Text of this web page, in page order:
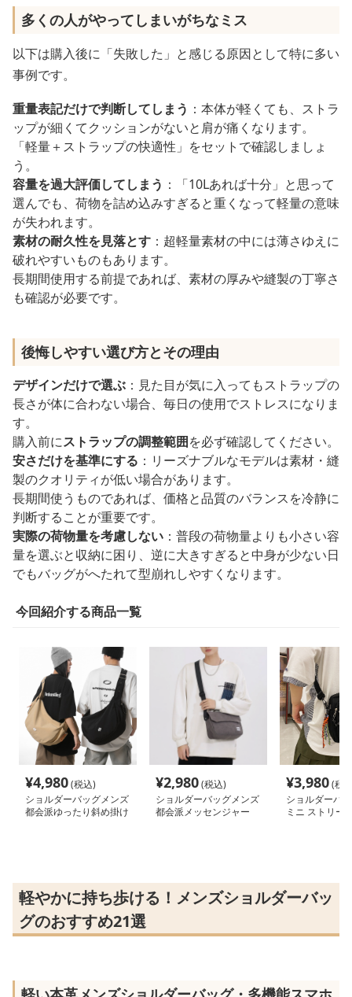
多くの人がやってしまいがちなミス
以下は購入後に「失敗した」と感じる原因として特に多い
事例です。
重量表記だけで判断してしまう ：本体が軽くても、ストラ
ップが細くてクッションがないと肩が痛くなります。
「軽量＋ストラップの快適性」をセットで確認しましょ
う。
容量を過大評価してしまう ：「10Lあれば十分」と思って
選んでも、荷物を詰め込みすぎると重くなって軽量の意味
が失われます。
素材の耐久性を見落とす ：超軽量素材の中には薄さゆえに
破れやすいものもあります。
長期間使用する前提であれば、素材の厚みや縫製の丁寧さ
も確認が必要です。
後悔しやすい選び方とその理由
デザインだけで選ぶ ：見た目が気に入ってもストラップの
長さが体に合わない場合、毎日の使用でストレスになりま
す。
購入前にストラップの調整範囲を必ず確認してください。
安さだけを基準にする ：リーズナブルなモデルは素材・縫
製のクオリティが低い場合があります。
長期間使うものであれば、価格と品質のバランスを冷静に
判断することが重要です。
実際の荷物量を考慮しない ：普段の荷物量よりも小さい容
量を選ぶと収納に困り、逆に大きすぎると中身が少ない日
でもバッグがへたれて型崩れしやすくなります。
今回紹介する商品一覧
¥4,980(税込)
ショルダーバッグメンズ
都会派ゆったり斜め掛け
¥2,980(税込)
ショルダーバッグメンズ
都会派メッセンジャー
¥3,980(税
ショルダーバ
ミニ ストリー
軽やかに持ち歩ける！メンズショルダーバッ
グのおすすめ21選